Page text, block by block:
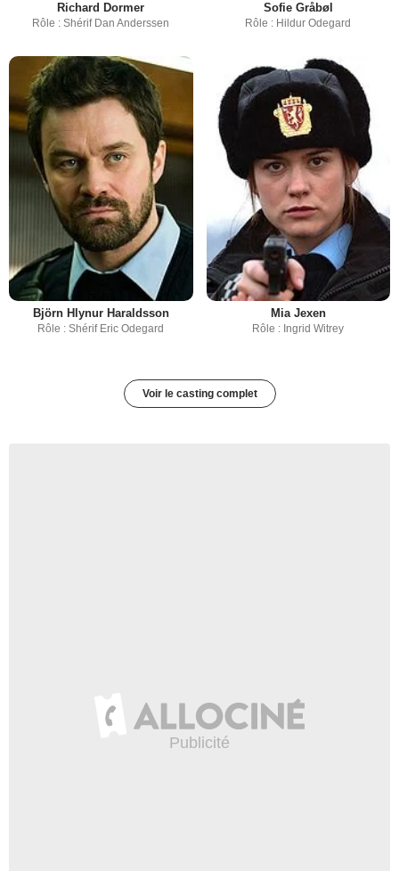
Richard Dormer
Rôle : Shérif Dan Anderssen
Sofie Gråbøl
Rôle : Hildur Odegard
Björn Hlynur Haraldsson
Rôle : Shérif Eric Odegard
Mia Jexen
Rôle : Ingrid Witrey
Voir le casting complet